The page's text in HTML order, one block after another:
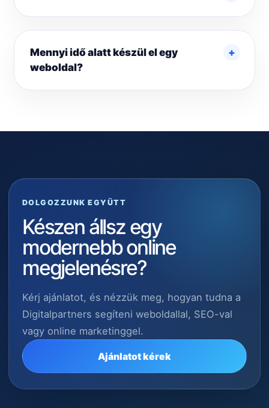
Mennyi idő alatt készül el egy
weboldal?
DOLGOZZUNK EGYÜTT
Készen állsz egy
modernebb online
megjelenésre?
Kérj ajánlatot, és nézzük meg, hogyan tudna a
Digitalpartners segíteni weboldallal, SEO-val
vagy online marketinggel.
Ajánlatot kérek